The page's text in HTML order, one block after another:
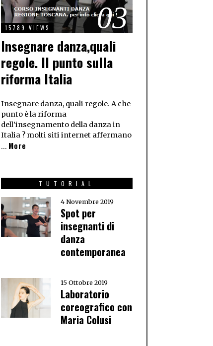
03
15789 VIEWS
Insegnare danza,quali
regole. Il punto sulla
riforma Italia
Insegnare danza, quali regole. A che
punto è la riforma
dell’insegnamento della danza in
Italia ? molti siti internet affermano
… More
TUTORIAL
4 Novembre 2019
Spot per
insegnanti di
danza
contemporanea
15 Ottobre 2019
Laboratorio
coreografico con
Maria Colusi